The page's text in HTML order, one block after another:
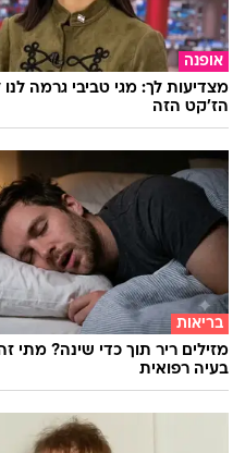
אופנה
מצדיעות לך: מגי טביבי גרמה
הז'קט הזה
בריאות
מזילים ריר תוך כדי שינה? מתי
בעיה רפואית